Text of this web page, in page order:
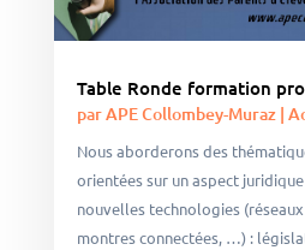
Table Ronde formation
parAPE Collombey-Muraz|
Nous aborderons des
orientées sur un aspect
nouvelles technologies
montres connectées, …) :